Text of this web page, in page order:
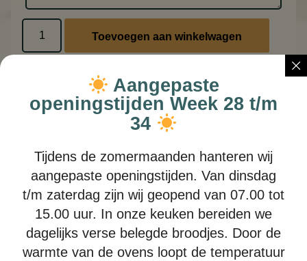
Toevoegen aan winkelwagen
Zalm Wrap
Zalm roomkaas ,sla ui komkommer
vanaf
7,85
Aangepaste
openingstijden Week 28 t/m
34
Tijdens de zomermaanden hanteren wij
aangepaste openingstijden. Van dinsdag
t/m zaterdag zijn wij geopend van 07.00 tot
15.00 uur. In onze keuken bereiden we
dagelijks verse belegde broodjes. Door de
warmte van de ovens loopt de temperatuur